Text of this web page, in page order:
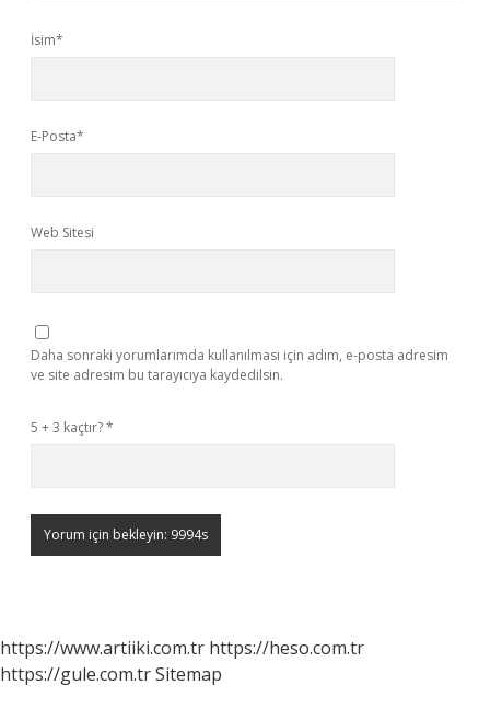
İsim*
E-Posta*
Web Sitesi
Daha sonraki yorumlarımda kullanılması için adım, e-posta adresim
ve site adresim bu tarayıcıya kaydedilsin.
5 + 3 kaçtır?*
https://www.artiiki.com.tr https://heso.com.tr
https://gule.com.trSitemap